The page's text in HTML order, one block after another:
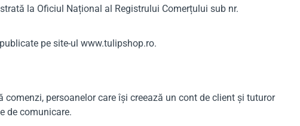
la Oficiul Național al Registrului Comerțului sub nr.
pe site-ul www.tulipshop.ro.
persoanelor care își creează un cont de client și tuturor
de comunicare.